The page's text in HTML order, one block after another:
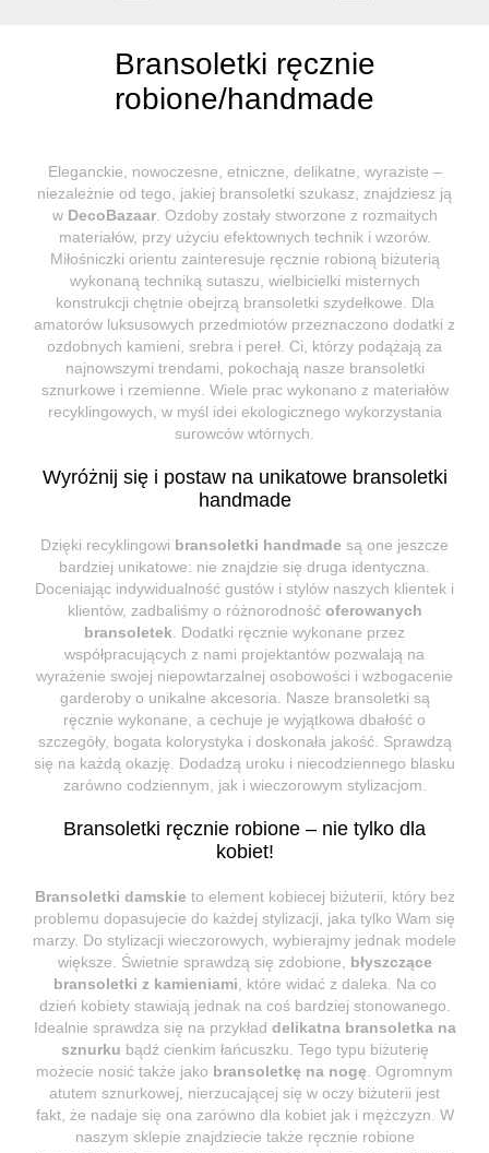
Bransoletki ręcznie
robione/handmade
Eleganckie, nowoczesne, etniczne, delikatne, wyraziste –
niezależnie od tego, jakiej bransoletki szukasz, znajdziesz ją
w DecoBazaar. Ozdoby zostały stworzone z rozmaitych
materiałów, przy użyciu efektownych technik i wzorów.
Miłośniczki orientu zainteresuje ręcznie robioną biżuterią
wykonaną techniką sutaszu, wielbicielki misternych
konstrukcji chętnie obejrzą bransoletki szydełkowe. Dla
amatorów luksusowych przedmiotów przeznaczono dodatki z
ozdobnych kamieni, srebra i pereł. Ci, którzy podążają za
najnowszymi trendami, pokochają nasze bransoletki
sznurkowe i rzemienne. Wiele prac wykonano z materiałów
recyklingowych, w myśl idei ekologicznego wykorzystania
surowców wtórnych.
Wyróżnij się i postaw na unikatowe bransoletki
handmade
Dzięki recyklingowi bransoletki handmade są one jeszcze
bardziej unikatowe: nie znajdzie się druga identyczna.
Doceniając indywidualność gustów i stylów naszych klientek i
klientów, zadbaliśmy o różnorodność oferowanych
bransoletek . Dodatki ręcznie wykonane przez
współpracujących z nami projektantów pozwalają na
wyrażenie swojej niepowtarzalnej osobowości i wzbogacenie
garderoby o unikalne akcesoria. Nasze bransoletki są
ręcznie wykonane, a cechuje je wyjątkowa dbałość o
szczegóły, bogata kolorystyka i doskonała jakość. Sprawdzą
się na każdą okazję. Dodadzą uroku i niecodziennego blasku
zarówno codziennym, jak i wieczorowym stylizacjom.
Bransoletki ręcznie robione – nie tylko dla
kobiet!
Bransoletki damskie to element kobiecej biżuterii, który bez
problemu dopasujecie do każdej stylizacji, jaka tylko Wam się
marzy. Do stylizacji wieczorowych, wybierajmy jednak modele
większe. Świetnie sprawdzą się zdobione, błyszczące
bransoletki z kamieniami , które widać z daleka. Na co
dzień kobiety stawiają jednak na coś bardziej stonowanego.
Idealnie sprawdza się na przykład delikatna bransoletka na
sznurku bądź cienkim łańcuszku. Tego typu biżuterię
możecie nosić także jako bransoletkę na nogę . Ogromnym
atutem sznurkowej, nierzucającej się w oczy biżuterii jest
fakt, że nadaje się ona zarówno dla kobiet jak i mężczyzn. W
naszym sklepie znajdziecie także ręcznie robione